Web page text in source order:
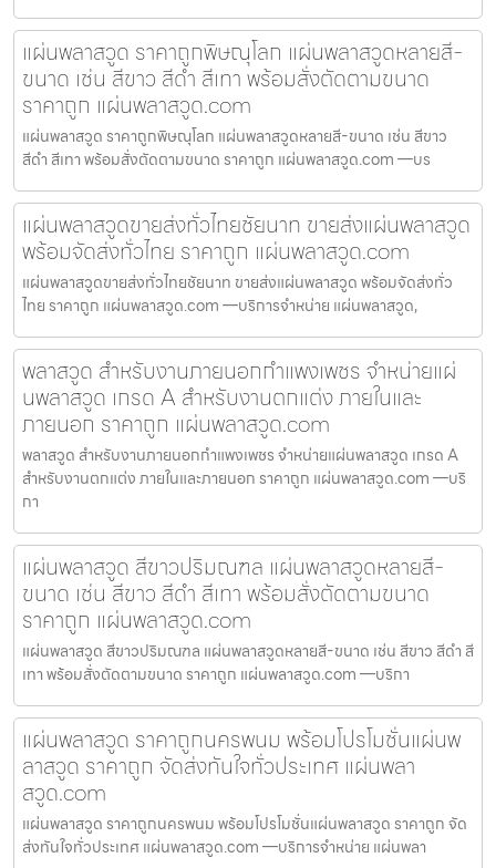
แผ่นพลาสวูด ราคาถูกพิษณุโลก แผ่นพลาสวูดหลายสี-
ขนาด เช่น สีขาว สีดำ สีเทา พร้อมสั่งตัดตามขนาด
ราคาถูก แผ่นพลาสวูด.com
แผ่นพลาสวูด ราคาถูกพิษณุโลก แผ่นพลาสวูดหลายสี-ขนาด เช่น สีขาว
สีดำ สีเทา พร้อมสั่งตัดตามขนาด ราคาถูก แผ่นพลาสวูด.com —บร
แผ่นพลาสวูดขายส่งทั่วไทยชัยนาท ขายส่งแผ่นพลาสวูด
พร้อมจัดส่งทั่วไทย ราคาถูก แผ่นพลาสวูด.com
แผ่นพลาสวูดขายส่งทั่วไทยชัยนาท ขายส่งแผ่นพลาสวูด พร้อมจัดส่งทั่ว
ไทย ราคาถูก แผ่นพลาสวูด.com —บริการจำหน่าย แผ่นพลาสวูด,
พลาสวูด สำหรับงานภายนอกกำแพงเพชร จำหน่ายแผ่
นพลาสวูด เกรด A สำหรับงานตกแต่ง ภายในและ
ภายนอก ราคาถูก แผ่นพลาสวูด.com
พลาสวูด สำหรับงานภายนอกกำแพงเพชร จำหน่ายแผ่นพลาสวูด เกรด A
สำหรับงานตกแต่ง ภายในและภายนอก ราคาถูก แผ่นพลาสวูด.com —บริ
กา
แผ่นพลาสวูด สีขาวปริมณฑล แผ่นพลาสวูดหลายสี-
ขนาด เช่น สีขาว สีดำ สีเทา พร้อมสั่งตัดตามขนาด
ราคาถูก แผ่นพลาสวูด.com
แผ่นพลาสวูด สีขาวปริมณฑล แผ่นพลาสวูดหลายสี-ขนาด เช่น สีขาว สีดำ สี
เทา พร้อมสั่งตัดตามขนาด ราคาถูก แผ่นพลาสวูด.com —บริกา
แผ่นพลาสวูด ราคาถูกนครพนม พร้อมโปรโมชั่นแผ่นพ
ลาสวูด ราคาถูก จัดส่งทันใจทั่วประเทศ แผ่นพลา
สวูด.com
แผ่นพลาสวูด ราคาถูกนครพนม พร้อมโปรโมชั่นแผ่นพลาสวูด ราคาถูก จัด
ส่งทันใจทั่วประเทศ แผ่นพลาสวูด.com —บริการจำหน่าย แผ่นพลา